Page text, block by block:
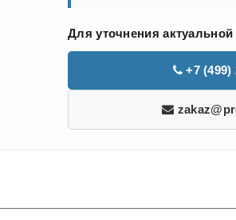
Для уточнения
+7 (499)